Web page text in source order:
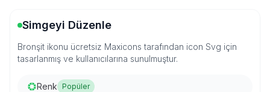
Simgeyi Düzenle
Bronşit ikonu ücretsiz Maxicons tarafından icon Svg için
tasarlanmış ve kullanıcılarına sunulmuştur.
Renk Popüler